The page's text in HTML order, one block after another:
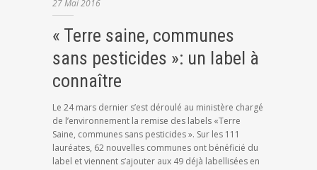
27Mai2016
« Terre saine, communes
sans pesticides »: un label à
connaître
Le 24 mars dernier s’est déroulé au ministère chargé
de l’environnement la remise des labels «Terre
Saine, communes sans pesticides ». Sur les 111
lauréates, 62 nouvelles communes ont bénéficié du
label et viennent s’ajouter aux 49 déjà labellisées en